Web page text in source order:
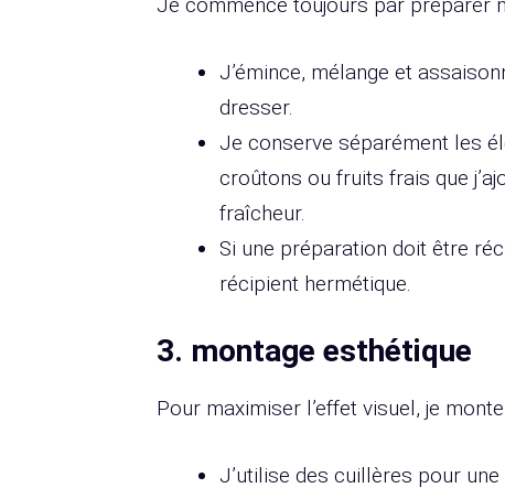
Je commence toujours par préparer
J’émince, mélange et
dresser.
Je conserve séparément les
croûtons ou fruits frais que
fraîcheur.
Si une préparation doit être
récipient hermétique.
3. montage esthétique
Pour maximiser l’effet visuel, je
J’utilise des cuillères pour